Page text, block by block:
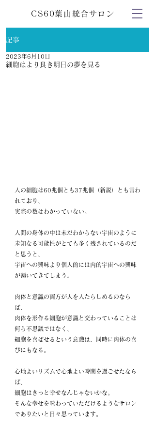
CS60葉山統合サロン
記事
細胞はより良き明日の夢を見る
2023年6月10日
人の細胞は60兆個とも37兆個（新説）とも言わ
れており、
実際の数はわかっていない。
人間の身体の中は未だわからない宇宙のように
未知なる可能性がとても多く残されているのだ
と思うと、
宇宙への興味より個人的には内的宇宙への興味
が湧いてきてしまう。
肉体と意識の両方が人を人たらしめるのなら
ば、
肉体を形作る細胞が意識と交わっていることは
何ら不思議ではなく、
細胞を喜ばせるという意識は、同時に肉体の喜
びにもなる。
心地よいリズムで心地よい時間を過ごせたなら
ば、
細胞はきっと幸せなんじゃないかな。
そんな幸せを味わっていただけるようなサロン
でありたいと日々思っています。